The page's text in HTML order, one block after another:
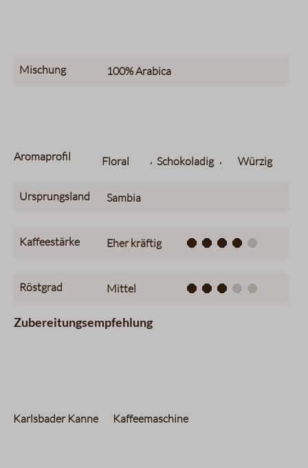
Mischung 100%Arabica
Aromaprofil Floral , Schokoladig , Würzig
Ursprungsland Sambia
Kaffeestärke Eher kräftig
Röstgrad Mittel
Zubereitungsempfehlung
Karlsbader Kanne Kaffeemaschine